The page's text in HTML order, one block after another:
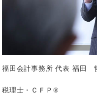
福田会計事務所 代表 福田
税理士・ＣＦＰ®